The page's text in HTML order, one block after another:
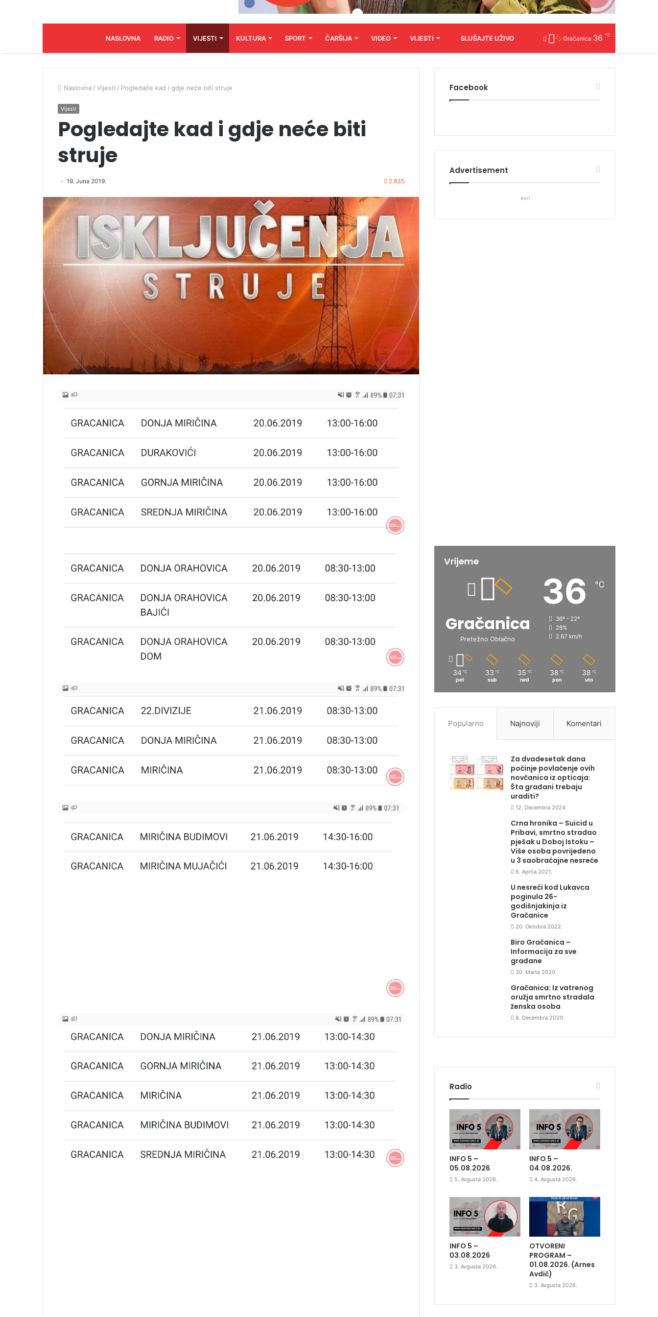
NASLOVNA RADIO VIJESTI KULTURA SPORT ČARŠIJA VIDEO VIJESTI SLUŠAJTE UŽIVO Gračanica 36 ℃
Naslovna / Vijesti / Pogledajte kad i gdje neće biti struje
Vijesti
Pogledajte kad i gdje neće biti
struje
19. Juna 2019. 2.835
Facebook
Advertisement
eon
Vrijeme
Gračanica
Pretežno Oblačno
36 ℃
36º - 22º
28%
2.67 km/h
34 ℃
pet
33 ℃
sub
35 ℃
ned
38 ℃
pon
38 ℃
uto
Popularno Najnoviji Komentari
Za dvadesetak dana
počinje povlačenje ovih
novčanica iz opticaja:
Šta građani trebaju
uraditi?
12. Decembra 2024.
Crna hronika – Suicid u
Pribavi, smrtno stradao
pješak u Doboj Istoku –
Više osoba povrijeđeno
u 3 saobraćajne nesreće
6. Aprila 2021.
U nesreći kod Lukavca
poginula 26-
godišnjakinja iz
Gračanice
20. Oktobra 2022.
Biro Gračanica –
Informacija za sve
građane
30. Marta 2020.
Gračanica: Iz vatrenog
oružja smrtno stradala
ženska osoba
8. Decembra 2020.
Radio
INFO 5 –
05.08.2026
5. Avgusta 2026.
INFO 5 –
04.08.2026.
4. Avgusta 2026.
INFO 5 –
03.08.2026
3. Avgusta 2026.
OTVORENI
PROGRAM –
01.08.2026. (Arnes
Avdić)
3. Avgusta 2026.